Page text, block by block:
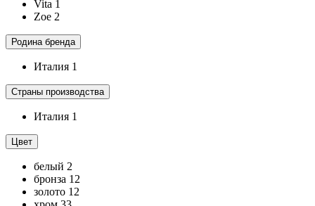
Vita 1
Zoe 2
Родина бренда
Италия 1
Страны производства
Италия 1
Цвет
белый 2
бронза 12
золото 12